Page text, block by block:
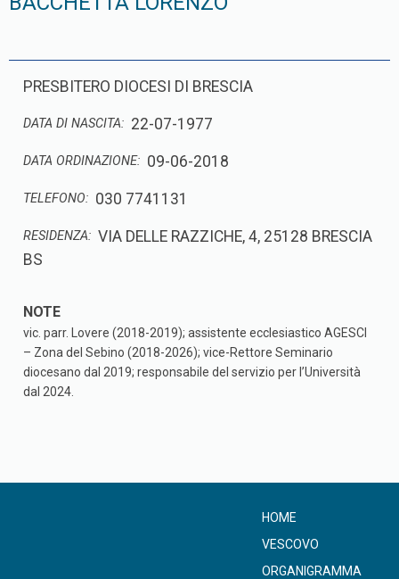
PRESBITERO DIOCESI DI BRESCIA
DATA DI NASCITA: 22-07-1977
DATA ORDINAZIONE: 09-06-2018
TELEFONO: 030 7741131
RESIDENZA: VIA DELLE RAZZICHE, 4, 25128 BRESCIA
BS
vic. parr. Lovere (2018-2019); assistente ecclesiastico AGESCI
– Zona del Sebino (2018-2026); vice-Rettore Seminario
diocesano dal 2019; responsabile del servizio per l’Università
dal 2024.
HOME
VESCOVO
ORGANIGRAMMA